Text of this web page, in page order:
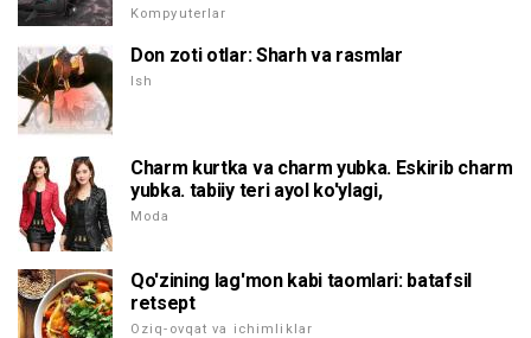
Kompyuterlar
Don zoti otlar: Sharh va rasmlar
Ish
Charm kurtka va charm yubka. Eskirib charm
yubka. tabiiy teri ayol ko'ylagi,
Moda
Qo'zining lag'mon kabi taomlari: batafsil
retsept
Oziq-ovqat va ichimliklar